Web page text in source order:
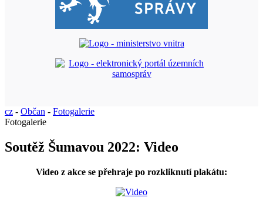
cz - Občan - Fotogalerie
Fotogalerie
Soutěž Šumavou 2022: Video
Video z akce se přehraje po rozkliknutí plakátu: